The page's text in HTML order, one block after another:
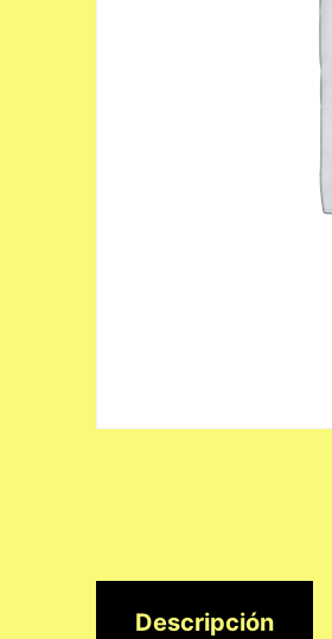
Descripción